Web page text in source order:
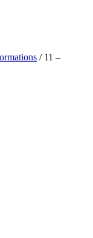
/ 11 –